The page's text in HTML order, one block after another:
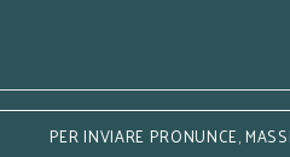
PER INVIARE PRONUNCE,